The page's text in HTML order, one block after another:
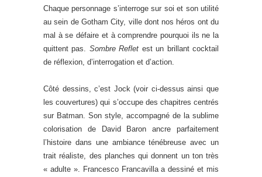
Chaque personnage s’interroge sur soi et son utilité
au sein de Gotham City, ville dont nos héros ont du
mal à se défaire et à comprendre pourquoi ils ne la
quittent pas. Sombre Reflet est un brillant cocktail
de réflexion, d’interrogation et d’action.
Côté dessins, c’est Jock (voir ci-dessus ainsi que
les couvertures) qui s’occupe des chapitres centrés
sur Batman. Son style, accompagné de la sublime
colorisation de David Baron ancre parfaitement
l’histoire dans une ambiance ténébreuse avec un
trait réaliste, des planches qui donnent un ton très
« adulte ». Francesco Francavilla a dessiné et mis